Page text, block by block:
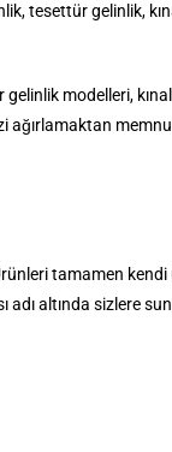
tesettür gelinlik,
modelleri,
ağırlamaktan
tamamen
adı altında sizlere